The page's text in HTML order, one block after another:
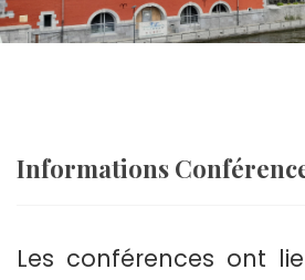
Informations
Les conférences ont